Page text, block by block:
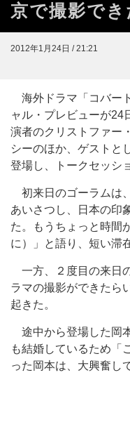
京で撮影でき
2012年1月24日 / 21:21
海外ドラマ「コバー
ャル・プレビューが24
演者のクリストファー
シーのほか、ゲストと
登場し、トークセッシ
初来日のゴーラムは
あいさつし、日本の印
た。もうちょっと時間
に）」と語り、短い滞
一方、２度目の来日
ラマの撮影ができたら
起きた。
途中から登場した岡
も結婚しているため「
った岡本は、大興奮し